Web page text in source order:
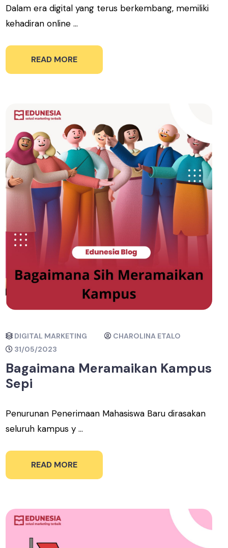
Dalam era digital yang terus berkembang, memiliki
kehadiran online ...
READ MORE
DIGITAL MARKETING
CHAROLINA ETALO
31/05/2023
Bagaimana Meramaikan Kampus
Sepi
Penurunan Penerimaan Mahasiswa Baru dirasakan
seluruh kampus y ...
READ MORE